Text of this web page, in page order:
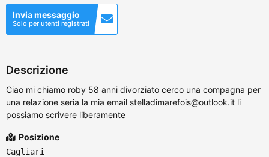
Invia messaggio
Solo per utenti registrati
Descrizione
Ciao mi chiamo roby 58 anni divorziato cerco una compagna per
una relazione seria la mia email stelladimarefois@outlook.it li
possiamo scrivere liberamente
Posizione
Cagliari